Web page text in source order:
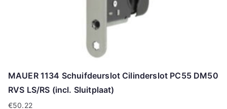
MAUER 1134 Schuifdeurslot Cilinderslot PC55 DM50
RVS LS/RS (incl. Sluitplaat)
€50.22